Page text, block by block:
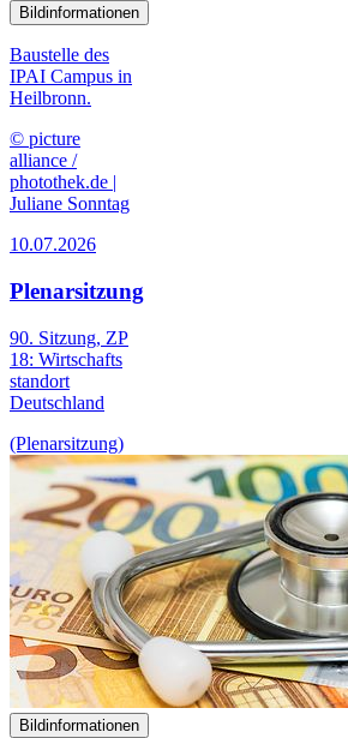
Bildinformationen
Baustelle des
IPAI Campus in
Heilbronn.
© picture
alliance /
photothek.de |
Juliane Sonntag
10.07.2026
Plenarsitzung
90. Sitzung, ZP
18: Wirtschafts
standort
Deutschland
(Plenarsitzung)
Bildinformationen